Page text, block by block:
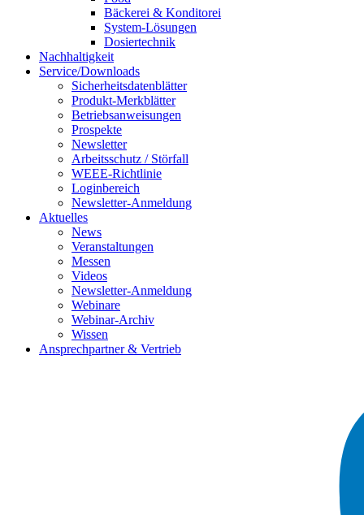
Bäckerei & Konditorei
System-Lösungen
Dosiertechnik
Nachhaltigkeit
Service/Downloads
Sicherheitsdatenblätter
Produkt-Merkblätter
Betriebsanweisungen
Prospekte
Newsletter
Arbeitsschutz / Störfall
WEEE-Richtlinie
Loginbereich
Newsletter-Anmeldung
Aktuelles
News
Veranstaltungen
Messen
Videos
Newsletter-Anmeldung
Webinare
Webinar-Archiv
Wissen
Ansprechpartner & Vertrieb